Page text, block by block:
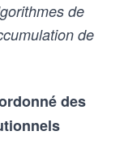
de
de
des